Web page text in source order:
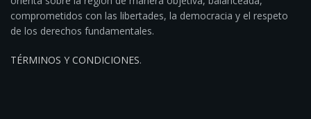
comprometidos con las libertades, la democracia y el respeto
de los derechos fundamentales.
TÉRMINOS Y CONDICIONES.